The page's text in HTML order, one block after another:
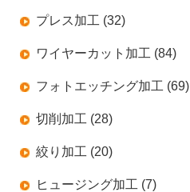
プレス加工 (32)
ワイヤーカット加工 (84)
フォトエッチング加工 (69)
切削加工 (28)
絞り加工 (20)
ヒュージング加工 (7)